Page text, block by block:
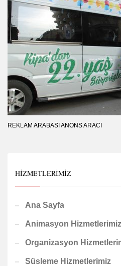
REKLAM ARABASI ANONS ARACI
HIZMETLERIMIZ
Ana Sayfa
Animasyon Hizmetlerimiz
Organizasyon
Süsleme Hizmetlerimiz